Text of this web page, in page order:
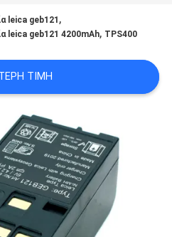
leica geb121 ,
leica geb121 4200mAh, TPS400
ΤΙΜΉ